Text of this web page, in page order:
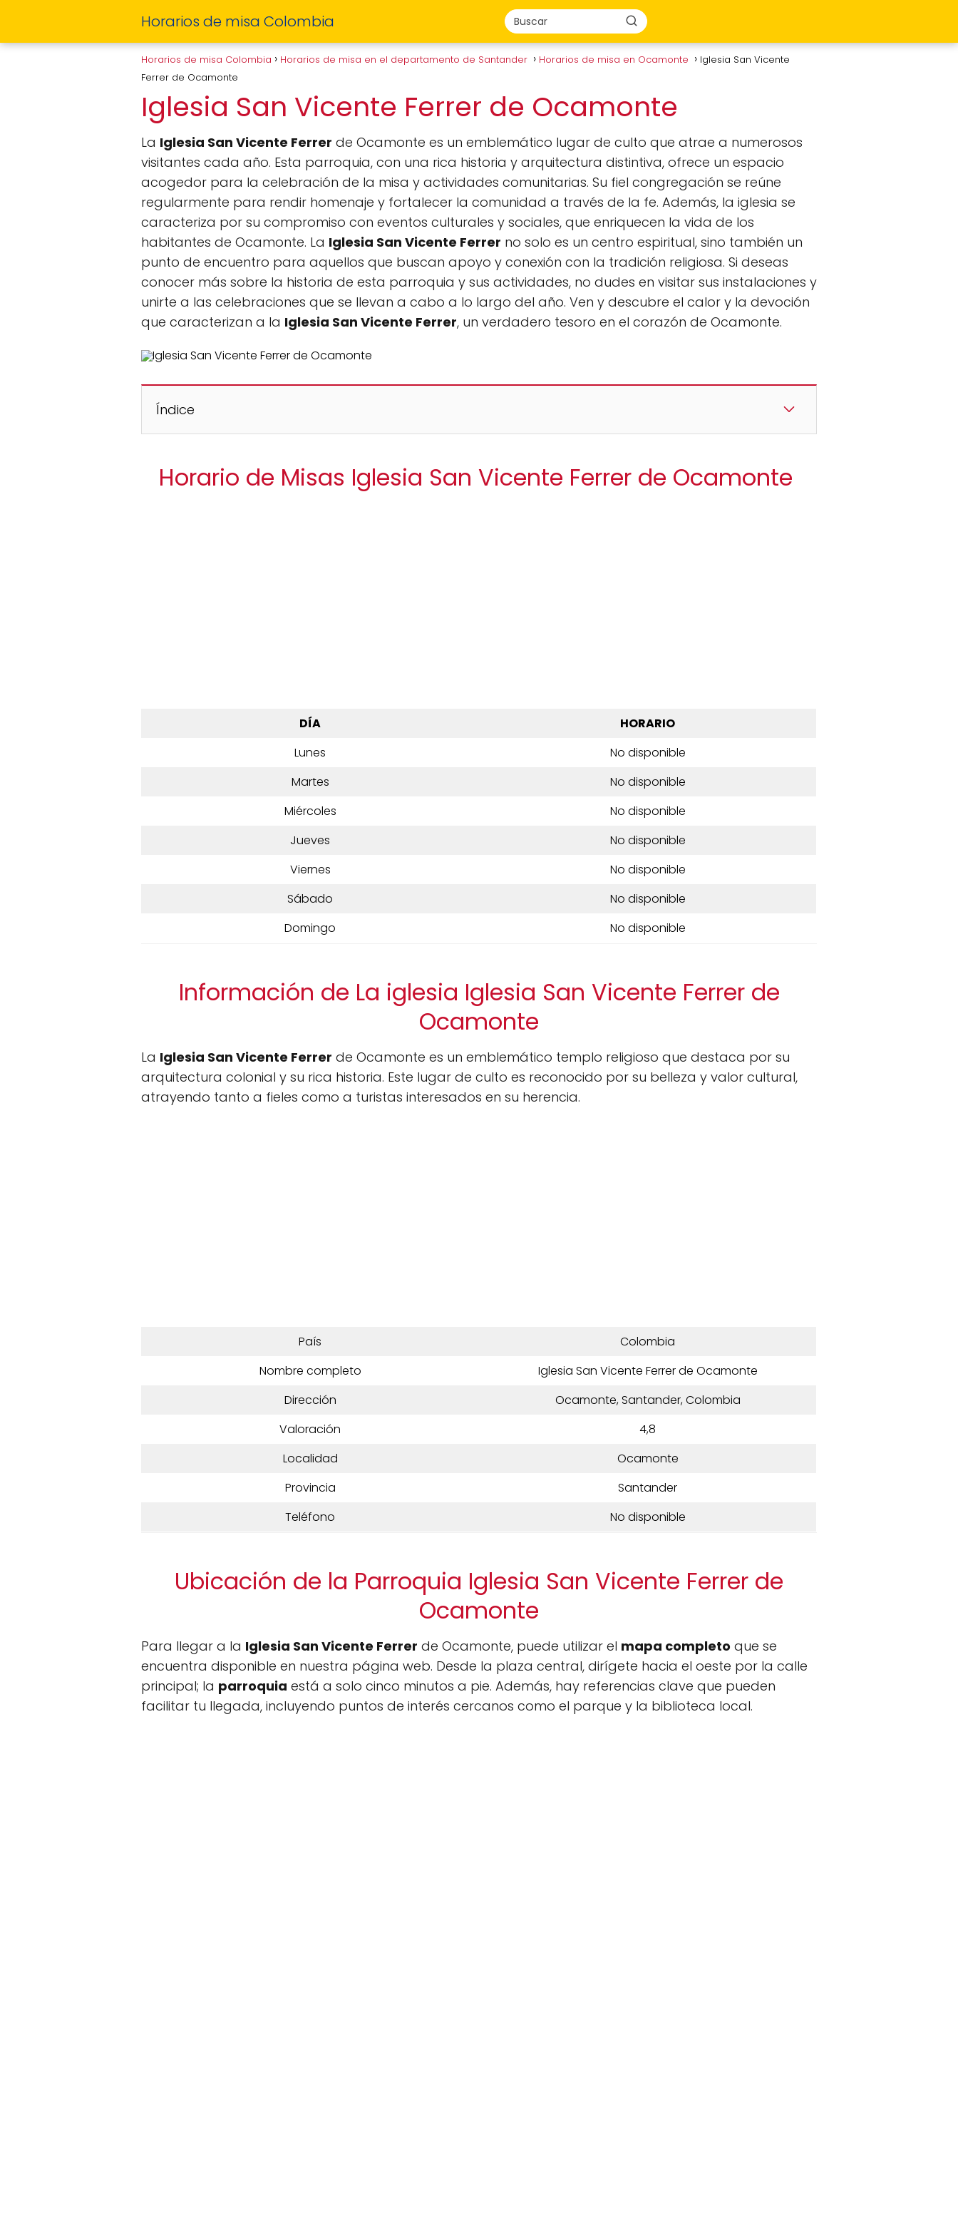
Horarios de misa Colombia
Horarios de misa Colombia Horarios de misa en el departamento de Santander Horarios de misa en Ocamonte
Iglesia San Vicente
Ferrer de Ocamonte
Iglesia San Vicente Ferrer de Ocamonte
La Iglesia San Vicente Ferrer de Ocamonte es un emblemático lugar de culto que atrae a numerosos
visitantes cada año. Esta parroquia, con una rica historia y arquitectura distintiva, ofrece un espacio
acogedor para la celebración de la misa y actividades comunitarias. Su fiel congregación se reúne
regularmente para rendir homenaje y fortalecer la comunidad a través de la fe. Además, la iglesia se
caracteriza por su compromiso con eventos culturales y sociales, que enriquecen la vida de los
habitantes de Ocamonte. La Iglesia San Vicente Ferrer no solo es un centro espiritual, sino también un
punto de encuentro para aquellos que buscan apoyo y conexión con la tradición religiosa. Si deseas
conocer más sobre la historia de esta parroquia y sus actividades, no dudes en visitar sus instalaciones y
unirte a las celebraciones que se llevan a cabo a lo largo del año. Ven y descubre el calor y la devoción
que caracterizan a la Iglesia San Vicente Ferrer, un verdadero tesoro en el corazón de Ocamonte.
Índice
Horario de Misas Iglesia San Vicente Ferrer de Ocamonte
DÍA
HORARIO
Lunes
No disponible
Martes
No disponible
Miércoles
No disponible
Jueves
No disponible
Viernes
No disponible
Sábado
No disponible
Domingo
No disponible
Información de La iglesia Iglesia San Vicente Ferrer de
Ocamonte
La Iglesia San Vicente Ferrer de Ocamonte es un emblemático templo religioso que destaca por su
arquitectura colonial y su rica historia. Este lugar de culto es reconocido por su belleza y valor cultural,
atrayendo tanto a fieles como a turistas interesados en su herencia.
País
Colombia
Nombre completo
Iglesia San Vicente Ferrer de Ocamonte
Dirección
Ocamonte, Santander, Colombia
Valoración
4,8
Localidad
Ocamonte
Provincia
Santander
Teléfono
No disponible
Ubicación de la Parroquia Iglesia San Vicente Ferrer de
Ocamonte
Para llegar a la Iglesia San Vicente Ferrer de Ocamonte, puede utilizar el mapa completo que se
encuentra disponible en nuestra página web. Desde la plaza central, dirígete hacia el oeste por la calle
principal; la parroquia está a solo cinco minutos a pie. Además, hay referencias clave que pueden
facilitar tu llegada, incluyendo puntos de interés cercanos como el parque y la biblioteca local.